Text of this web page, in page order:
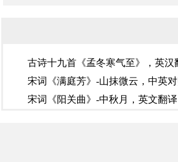
古诗十九首《孟冬寒气至》，英汉
宋词《满庭芳》-山抹微云，中英
宋词《阳关曲》-中秋月，英文翻译